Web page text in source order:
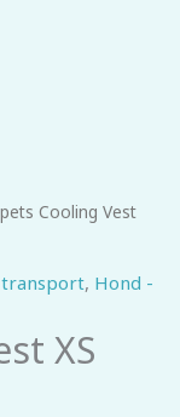
Cooling Vest
transport, Hond -
XS